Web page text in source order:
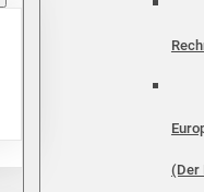
(Der